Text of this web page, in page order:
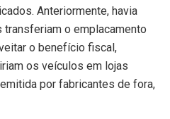
Anteriormente, havia
o emplacamento
o benefício fiscal,
os veículos em lojas
por fabricantes de fora,